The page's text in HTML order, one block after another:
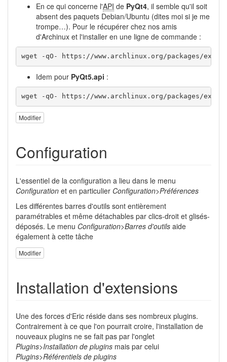
En ce qui concerne l'API de PyQt4, il semble qu'il soit
absent des paquets Debian/Ubuntu (dites moi si je me
trompe…). Pour le récupérer chez nos amis
d'Archinux et l'installer en une ligne de commande :
wget -qO- https://www.archlinux.org/packages/
Idem pour PyQt5.api :
wget -qO- https://www.archlinux.org/packages/
Modifier
Configuration
L'essentiel de la configuration a lieu dans le menu
Configuration et en particulier Configuration>Préférences
Les différentes barres d'outils sont entièrement
paramétrables et même détachables par clics-droit et glisés-
déposés. Le menu Configuration>Barres d'outils aide
également à cette tâche
Modifier
Installation d'extensions
Une des forces d'Eric réside dans ses nombreux plugins.
Contrairement à ce que l'on pourrait croire, l'installation de
nouveaux plugins ne se fait pas par l'onglet
Plugins>Installation de plugins mais par celui
Plugins>Référentiels de plugins